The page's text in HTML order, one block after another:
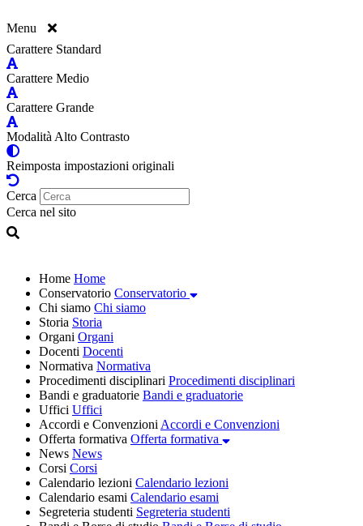
Menu
Carattere Standard
Carattere Medio
Carattere Grande
Modalità Alto Contrasto
Reimposta impostazioni originali
Cerca
Cerca nel sito
Home Home
Conservatorio Conservatorio
Chi siamo Chi siamo
Storia Storia
Organi Organi
Docenti Docenti
Normativa Normativa
Procedimenti disciplinari Procedimenti disciplinari
Bandi e graduatorie Bandi e graduatorie
Uffici Uffici
Accordi e Convenzioni Accordi e Convenzioni
Offerta formativa Offerta formativa
News News
Corsi Corsi
Calendario lezioni Calendario lezioni
Calendario esami Calendario esami
Segreteria studenti Segreteria studenti